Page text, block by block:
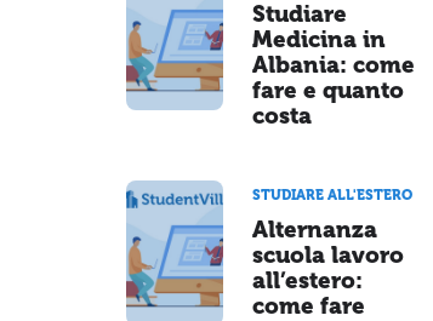
Studiare
Medicina in
Albania: come
fare e quanto
costa
STUDIARE ALL'ESTERO
Alternanza
scuola lavoro
all’estero:
come fare